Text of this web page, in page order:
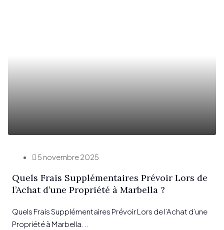
5 novembre 2025
Quels Frais Supplémentaires Prévoir Lors de
l’Achat d’une Propriété à Marbella ?
Quels Frais Supplémentaires Prévoir Lors de l’Achat d’une
Propriété à Marbella...